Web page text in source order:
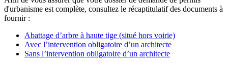
d'urbanisme est complète, consultez le récaptitulatif des documents à
fournir :
Abattage d’arbre à haute tige (situé hors voirie)
Avec l’intervention obligatoire d’un architecte
Sans l’intervention obligatoire d’un architecte